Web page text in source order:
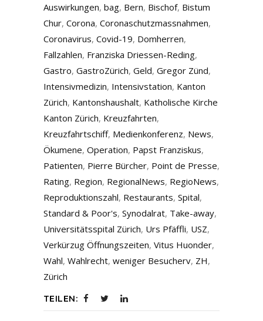
Auswirkungen, bag, Bern, Bischof, Bistum
Chur, Corona, Coronaschutzmassnahmen,
Coronavirus, Covid-19, Domherren,
Fallzahlen, Franziska Driessen-Reding,
Gastro, GastroZürich, Geld, Gregor Zünd,
Intensivmedizin, Intensivstation, Kanton
Zürich, Kantonshaushalt, Katholische Kirche
Kanton Zürich, Kreuzfahrten,
Kreuzfahrtschiff, Medienkonferenz, News,
Ökumene, Operation, Papst Franziskus,
Patienten, Pierre Bürcher, Point de Presse,
Rating, Region, RegionalNews, RegioNews,
Reproduktionszahl, Restaurants, Spital,
Standard & Poor's, Synodalrat, Take-away,
Universitätsspital Zürich, Urs Pfäffli, USZ,
Verkürzug Öffnungszeiten, Vitus Huonder,
Wahl, Wahlrecht, weniger Besucherv, ZH,
Zürich
TEILEN: